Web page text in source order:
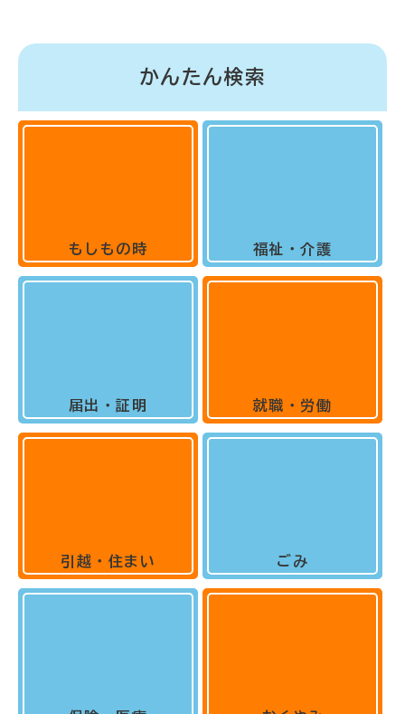
かんたん検索
もしもの時
届出・証明
引越・住まい
福祉・介護
就職・労働
ごみ